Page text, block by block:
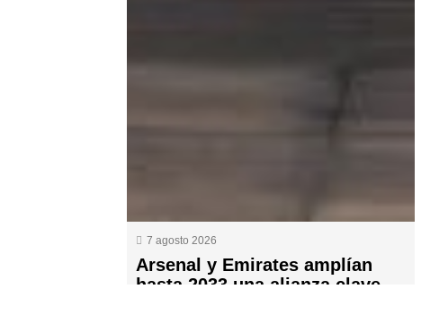
7 agosto 2026
Arsenal y Emirates amplían
hasta 2033 una alianza clave